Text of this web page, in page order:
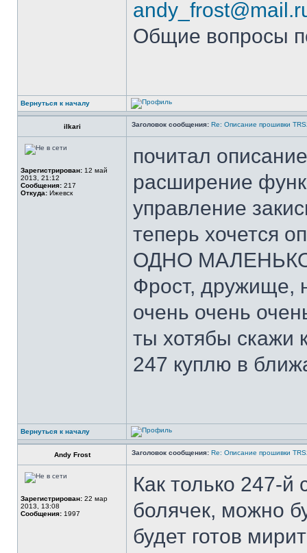
Общие вопросы
Вернуться к началу
ilkari Заголовок сообщения: Re: Описание прошивки
Зарегистрирован: 12 май
2013, 21:12
Сообщения: 217
Откуда: Ижевск
почитал
расширение
управление
теперь хочется
ОДНО
Фрост, дружище,
очень очень
ты хотябы скажи
247 куплю в
Вернуться к началу
Andy Frost Заголовок сообщения: Re: Описание прошивки
Зарегистрирован: 22 мар
2013, 13:08
Сообщения: 1997
Как только 247-й
болячек, можно
будет готов